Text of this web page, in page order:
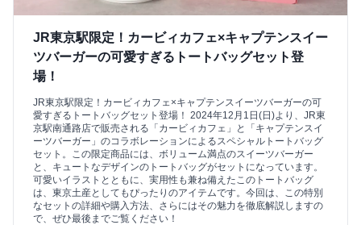
JR東京駅限定！カービィカフェ×キャプテンスイー
ツバーガーの可愛すぎるトートバッグセット登
場！
JR東京駅限定！カービィカフェ×キャプテンスイーツバーガーの可
愛すぎるトートバッグセット登場！ 2024年12月1日(日)より、JR東
京駅南通路店で販売される「カービィカフェ」と「キャプテンスイ
ーツバーガー」のコラボレーションによるスペシャルトートバッグ
セット。この限定商品には、ボリューム満点のスイーツバーガー
と、キュートなデザインのトートバッグがセットになっています。
可愛いイラストとともに、実用性も兼ね備えたこのトートバッグ
は、東京土産としてもぴったりのアイテムです。今回は、この特別
なセットの詳細や購入方法、さらにはその魅力を徹底解説しますの
で、ぜひ最後までご覧ください！